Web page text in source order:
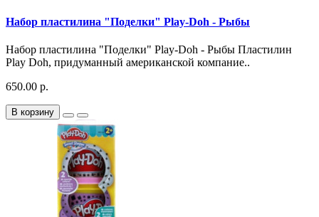
Набор пластилина "Поделки" Play-Doh - Рыбы
Набор пластилина "Поделки" Play-Doh - Рыбы Пластилин
Play Doh, придуманный американской компание..
650.00 р.
В корзину